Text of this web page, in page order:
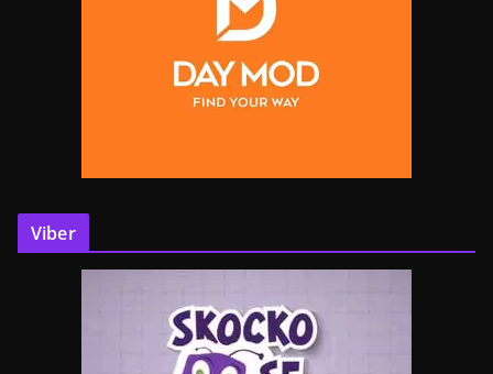
Viber